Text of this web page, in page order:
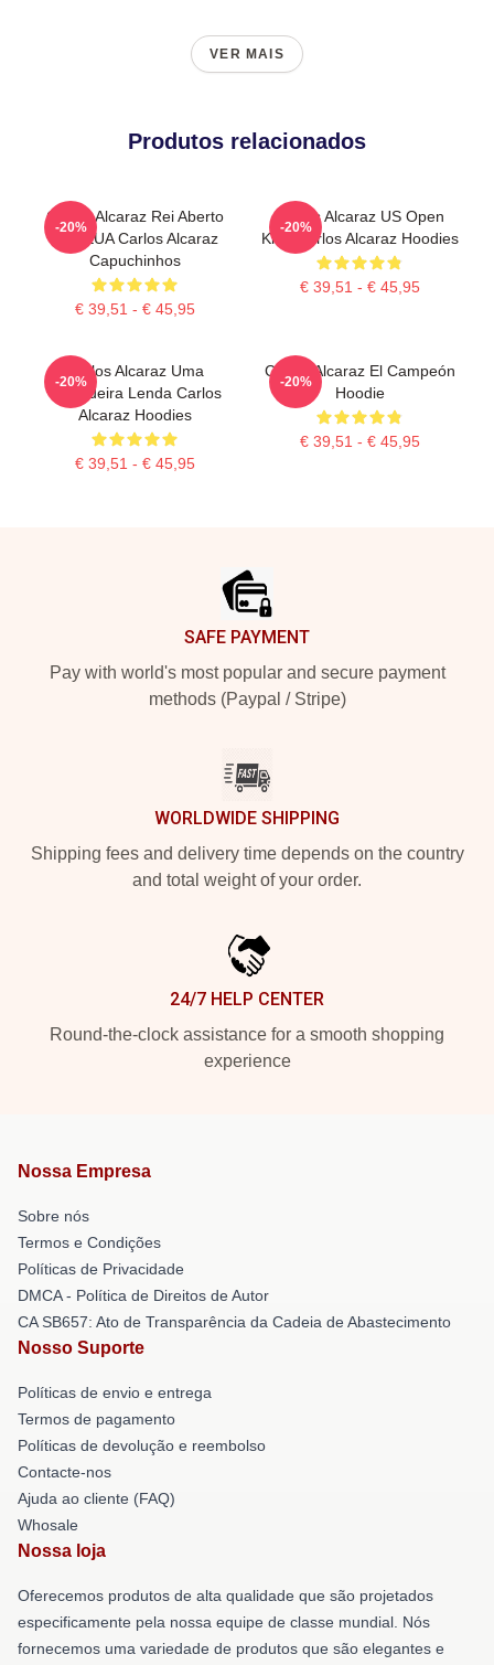
VER MAIS
Produtos relacionados
Carlos Alcaraz Rei Aberto
Dos EUA Carlos Alcaraz
Capuchinhos
€ 39,51 - € 45,95
-20%
Carlos Alcaraz US Open
King Carlos Alcaraz Hoodies
€ 39,51 - € 45,95
-20%
Carlos Alcaraz Uma
Verdadeira Lenda Carlos
Alcaraz Hoodies
€ 39,51 - € 45,95
-20%
Carlos Alcaraz El Campeón
Hoodie
€ 39,51 - € 45,95
-20%
SAFE PAYMENT
Pay with world's most popular and secure payment
methods (Paypal / Stripe)
WORLDWIDE SHIPPING
Shipping fees and delivery time depends on the country
and total weight of your order.
24/7 HELP CENTER
Round-the-clock assistance for a smooth shopping
experience
Nossa Empresa
Sobre nós
Termos e Condições
Políticas de Privacidade
DMCA - Política de Direitos de Autor
CA SB657: Ato de Transparência da Cadeia de Abastecimento
Nosso Suporte
Políticas de envio e entrega
Termos de pagamento
Políticas de devolução e reembolso
Contacte-nos
Ajuda ao cliente (FAQ)
Whosale
Nossa loja
Oferecemos produtos de alta qualidade que são projetados
especificamente pela nossa equipe de classe mundial. Nós
fornecemos uma variedade de produtos que são elegantes e